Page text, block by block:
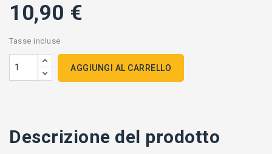
10,90 €
Tasse incluse
AGGIUNGI AL CARRELLO
Descrizione del prodotto